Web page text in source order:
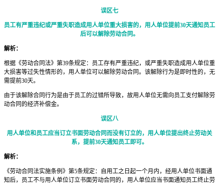
误区七
员工有严重违纪或严重失职造成用人单位重大损害的，用人单位提前30天通知员工
后可以解除劳动合同。
解析：
根据《劳动合同法》第39条规定：员工存有严重违纪，或严重失职造成用人单位重
大损害等过失性情形的，用人单位可以解除劳动合同。该解除行为是即时性的，无
需提前30天。
由于该解除合同行为是由于员工的过错所导致，故用人单位无需向员工支付解除劳
动合同的经济补偿金。
误区八
用人单位和员工应当订立书面劳动合同而没有订立的，用人单位提出终止劳动关
系，提前30天通知员工即可。
解析：
《劳动合同法实施条例》第5条规定：自用工之日起一个月内，经用人单位书面通
知后，员工不与用人单位订立书面劳动合同的，用人单位应当书面通知员工终止劳